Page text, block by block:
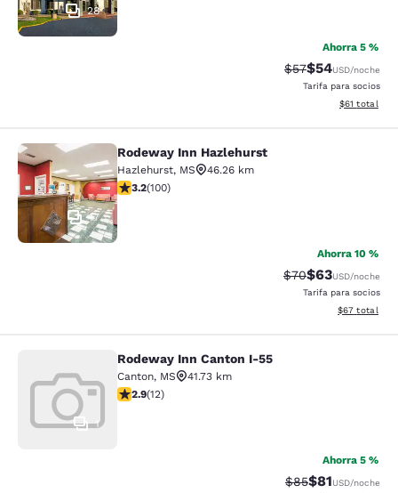
28
Ahorra 5 %
Precio tachado:
$57Precio con
$54USD/noche
Tarifa para socios
Ver detalles
$61 total
Rodeway Inn Hazlehurst
17
Rodeway Inn Hazlehurst
Hazlehurst, MS
46.26 km
calificación de 3.17 estrellas. Bueno. 100 reseñas
3.2(100)
Ahorra 10 %
Precio tachado:
$70Precio con
$63USD/noche
Tarifa para socios
Ver detalles
$67 total
Rodeway Inn Canton I-55
1
Rodeway Inn Canton I-55
Canton, MS
41.73 km
calificación de 2.92 estrellas. Feria. 12 reseñas
2.9(12)
Ahorra 5 %
Precio tachado:
$85Precio con
$81USD/noche